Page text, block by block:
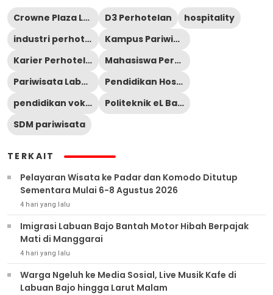
Crowne Plaza Labuan Bajo D3 Perhotelan
hospitality
industri perhotelan
Kampus Pariwisata
Karier Perhotelan
Mahasiswa Perhotelan
Pariwisata Labuan Bajo
Pendidikan Hospitality
pendidikan vokasi
Politeknik eL Bajo Commodus
SDM pariwisata
TERKAIT
Pelayaran Wisata ke Padar dan Komodo Ditutup
Sementara Mulai 6-8 Agustus 2026
4 hari yang lalu
Imigrasi Labuan Bajo Bantah Motor Hibah Berpajak
Mati di Manggarai
4 hari yang lalu
Warga Ngeluh ke Media Sosial, Live Musik Kafe di
Labuan Bajo hingga Larut Malam